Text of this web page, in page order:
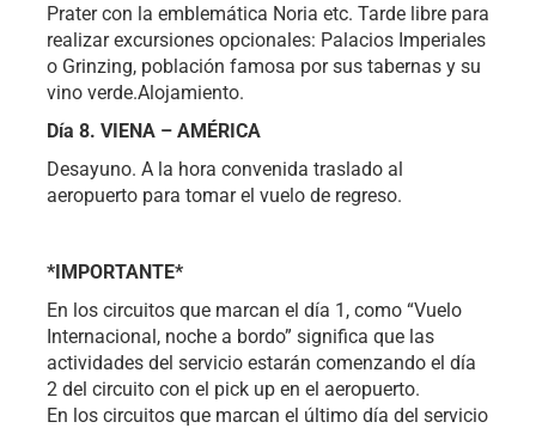
Prater con la emblemática Noria etc. Tarde libre para
realizar excursiones opcionales: Palacios Imperiales
o Grinzing, población famosa por sus tabernas y su
vino verde.Alojamiento.
Día 8. VIENA – AMÉRICA
Desayuno. A la hora convenida traslado al
aeropuerto para tomar el vuelo de regreso.
*IMPORTANTE*
En los circuitos que marcan el día 1, como “Vuelo
Internacional, noche a bordo” significa que las
actividades del servicio estarán comenzando el día
2 del circuito con el pick up en el aeropuerto.
En los circuitos que marcan el último día del servicio